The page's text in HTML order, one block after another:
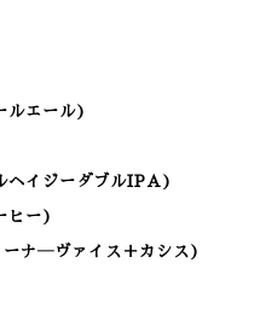
ルエール)
ヘイジーダブルIPA)
ヒー)
ナ―ヴァイス＋カシス)